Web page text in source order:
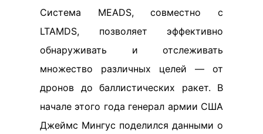
Система MEADS, совместно с
LTAMDS, позволяет эффективно
обнаруживать и отслеживать
множество различных целей — от
дронов до баллистических ракет. В
начале этого года генерал армии США
Джеймс Мингус поделился данными о